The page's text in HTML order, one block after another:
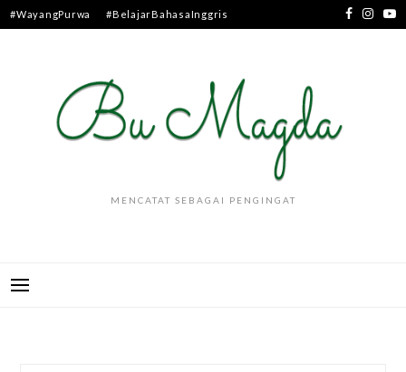
Skip
to
#WayangPurwa #BelajarBahasaInggris
MENCATAT SEBAGAI PENGINGAT